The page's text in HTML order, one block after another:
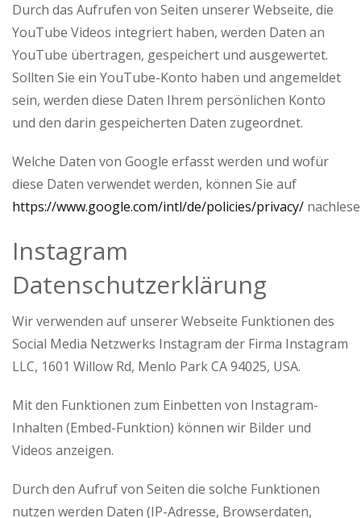
Durch das Aufrufen von Seiten unserer Webseite, die
YouTube Videos integriert haben, werden Daten an
YouTube übertragen, gespeichert und ausgewertet.
Sollten Sie ein YouTube-Konto haben und angemeldet
sein, werden diese Daten Ihrem persönlichen Konto
und den darin gespeicherten Daten zugeordnet.
Welche Daten von Google erfasst werden und wofür
diese Daten verwendet werden, können Sie auf
https://www.google.com/intl/de/policies/privacy/
Instagram
Datenschutzerklärung
Wir verwenden auf unserer Webseite Funktionen des
Social Media Netzwerks Instagram der Firma Instagram
LLC, 1601 Willow Rd, Menlo Park CA 94025, USA.
Mit den Funktionen zum Einbetten von Instagram-
Inhalten (Embed-Funktion) können wir Bilder und
Videos anzeigen.
Durch den Aufruf von Seiten die solche Funktionen
nutzen werden Daten (IP-Adresse, Browserdaten,